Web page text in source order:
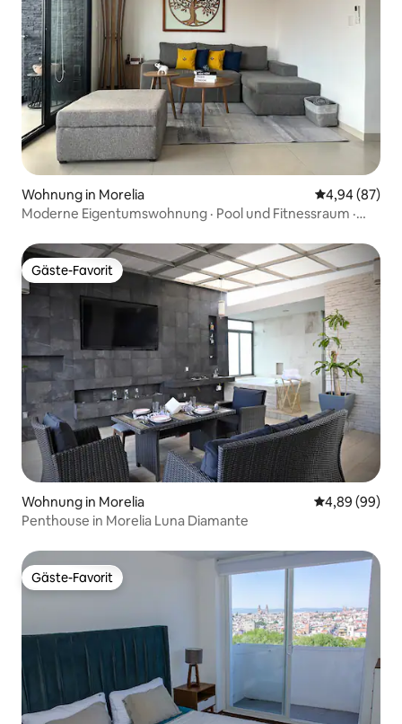
Wohnung in Morelia
4,94 (87)
Moderne Eigentumswohnung · Pool und Fitnessraum ·
Gäste-Favorit
Gäste-Favorit
Wohnung in Morelia
4,89 (99)
Penthouse in Morelia Luna Diamante
Gäste-Favorit
Gäste-Favorit